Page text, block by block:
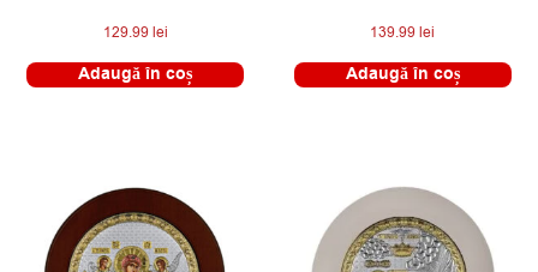
129.99lei
Adaugă în coș
139.99lei
Adaugă în coș